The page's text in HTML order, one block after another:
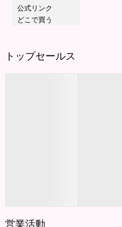
公式リンク
どこで買う
トップセールス
営業活動